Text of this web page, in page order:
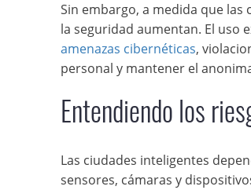
Sin embargo, a medida que
la seguridad aumentan. El uso
amenazas cibernéticas,
personal y mantener el
Entendiendo los
Las ciudades inteligentes
sensores, cámaras y